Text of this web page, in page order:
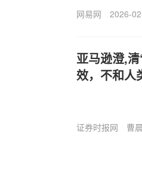
网易网 2026-
亚马逊澄,
效，不和人
证券时报网 曹晨